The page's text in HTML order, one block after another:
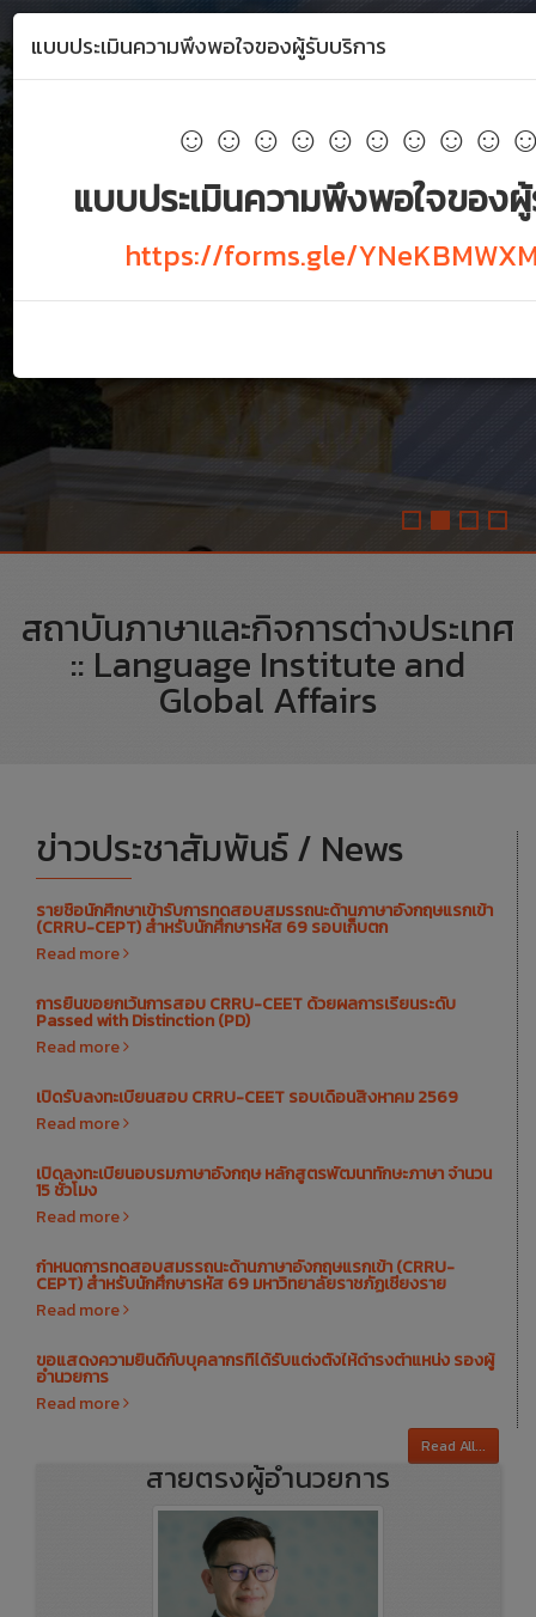
มหาวิทยาลัยราชภัฏเชียงราย
สถาบันภาษาและกิจการต่างประเทศ
:: Language Institute and
Global Affairs
ข่าวประชาสัมพันธ์ / News
รายชื่อนักศึกษาเข้ารับการทดสอบสมรรถนะด้านภาษาอังกฤษแรกเข้า
(CRRU-CEPT) สำหรับนักศึกษารหัส 69 รอบเก็บตก
Read more
การยื่นขอยกเว้นการสอบ CRRU-CEET ด้วยผลการเรียนระดับ
Passed with Distinction (PD)
Read more
เปิดรับลงทะเบียนสอบ CRRU-CEET รอบเดือนสิงหาคม 2569
Read more
เปิดลงทะเบียนอบรมภาษาอังกฤษ หลักสูตรพัฒนาทักษะภาษา จำนวน
15 ชั่วโมง
Read more
กำหนดการทดสอบสมรรถนะด้านภาษาอังกฤษแรกเข้า (CRRU-
CEPT) สำหรับนักศึกษารหัส 69 มหาวิทยาลัยราชภัฏเชียงราย
Read more
ขอแสดงความยินดีกับบุคลากรที่ได้รับแต่งตั้งให้ดำรงตำแหน่ง รองผู้
อำนวยการ
Read more
Read All...
สายตรงผู้อำนวยการ
แบบประเมินความพึงพอใจของผู้รับบริการ
แบบประเมินความพึงพอใจของ
https://forms.gle/